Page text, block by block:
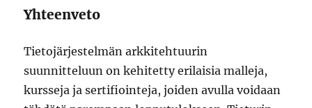
Yhteenveto
Tietojärjestelmän arkkitehtuurin
suunnitteluun on kehitetty erilaisia malleja,
kursseja ja sertifiointeja, joiden avulla voidaan